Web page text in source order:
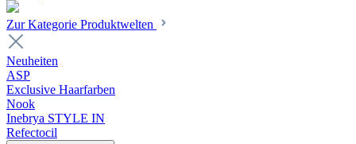
Zur Kategorie Produktwelten
Neuheiten
ASP
Exclusive Haarfarben
Nook
Inebrya STYLE IN
Refectocil